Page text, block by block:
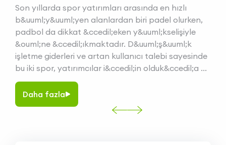
kortları
sporlar,
Son yıllarda spor yatırımları arasında en
b&uuml;y&uuml;yen alanlardan biri padel
padbol da dikkat &ccedil;eken
&ouml;ne &ccedil;ıkmaktadır.
işletme giderleri ve artan kullanıcı talebi
bu iki spor, yatırımcılar i&ccedil;in
Daha
dinamizmini raket sporlarının
sosyal yapısıyla birleştiren,
en hızlı b&uuml;y&uuml;yen hibrit
Oyuna olan ilgi arttık&ccedil;a
spor kul&uuml;pleri, belediyeler ve otel
iklim koşullarına, b&uuml;t&ccedil;eye